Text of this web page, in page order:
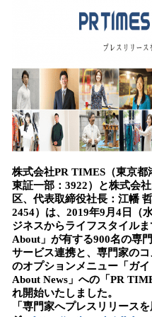
株式会社PR TIMES （東京
東証一部： 3922）と株式会社
区、代表取締役社長 ： 江幡
2454）は、 2019年9 月 4 日（
ジネスからライフスタイルま
About 」 が有する900名の専
サービス連携と、 専門家の
のオプションメニュー 「ガ
About News 」への「 PR
れ開始いたしました。
「 専門家へプレスリリースを